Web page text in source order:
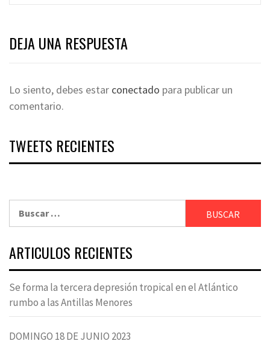
DEJA UNA RESPUESTA
Lo siento, debes estar conectado para publicar un
comentario.
TWEETS RECIENTES
ARTICULOS RECIENTES
Se forma la tercera depresión tropical en el Atlántico
rumbo a las Antillas Menores
DOMINGO 18 DE JUNIO 2023